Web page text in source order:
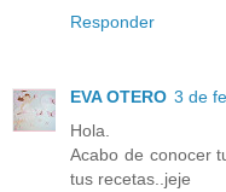
Responder
EVA OTERO 3 de
Hola.
Acabo de conocer
tus recetas..jeje